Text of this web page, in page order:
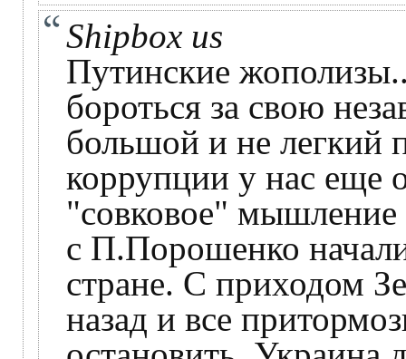
Shipbox us
Путинские
бороться за свою
большой и не легкий
коррупции у нас еще
"совковое"
с П.Порошенко
стране. С приходом
назад и все